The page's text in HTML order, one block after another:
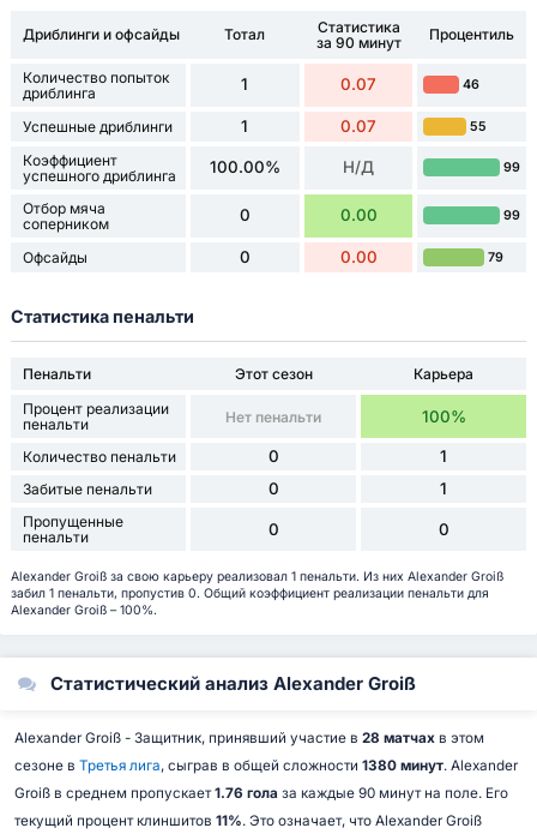
Дриблинги и офсайды Тотал
Статистика
за 90 минут
Процентиль
Количество попыток
дриблинга
1 0.07 46
Успешные дриблинги 1 0.07 55
Коэффициент
успешного дриблинга
100.00% Н/Д 99
Отбор мяча
соперником
0 0.00 99
Офсайды 0 0.00 79
Статистика пенальти
Пенальти Этот сезон
Карьера
Процент реализации
пенальти
Нет пенальти 100%
Количество пенальти 0 1
Забитые пенальти 0 1
Пропущенные
пенальти
0 0
Alexander Groiß за свою карьеру реализовал 1 пенальти. Из них Alexander Groiß
забил 1 пенальти, пропустив 0. Общий коэффициент реализации пенальти для
Alexander Groiß – 100%.
Статистический анализ Alexander Groiß
Alexander Groiß - Защитник, принявший участие в 28 матчахв этом
сезоне в Третья лига, сыграв в общей сложности 1380 минут. Alexander
Groiß в среднем пропускает1.76 гола за каждые 90 минут на поле. Его
текущий процент клиншитов 11%. Это означает, что Alexander Groiß